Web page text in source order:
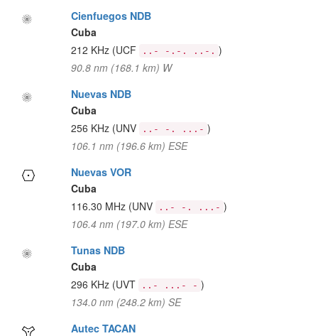
Cienfuegos NDB
Cuba
212 KHz (UCF ..- -.-. ..-. )
90.8 nm (168.1 km) W
Nuevas NDB
Cuba
256 KHz (UNV ..- -. ...- )
106.1 nm (196.6 km) ESE
Nuevas VOR
Cuba
116.30 MHz (UNV ..- -. ...- )
106.4 nm (197.0 km) ESE
Tunas NDB
Cuba
296 KHz (UVT ..- ...- - )
134.0 nm (248.2 km) SE
Autec TACAN